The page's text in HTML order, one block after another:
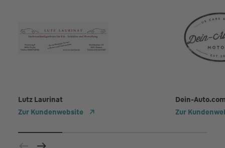
Lutz Laurinat
Zur Kundenwebsite
Dein-
Zur